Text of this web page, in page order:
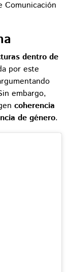
Comunicación
dentro de
por este
embargo,
coherencia
de género.